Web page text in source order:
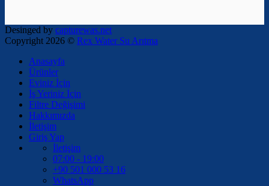
Desinged by capturewas.net
Copyright 2026 © Rex Water Su Arıtma
Anasayfa
Ürünler
Eviniz İçin
İş Yeriniz İçin
Filtre Değişimi
Hakkımızda
İletişim
Giriş Yap
İletişim
07:00 - 19:00
+90 501 000 53 16
WhatsApp